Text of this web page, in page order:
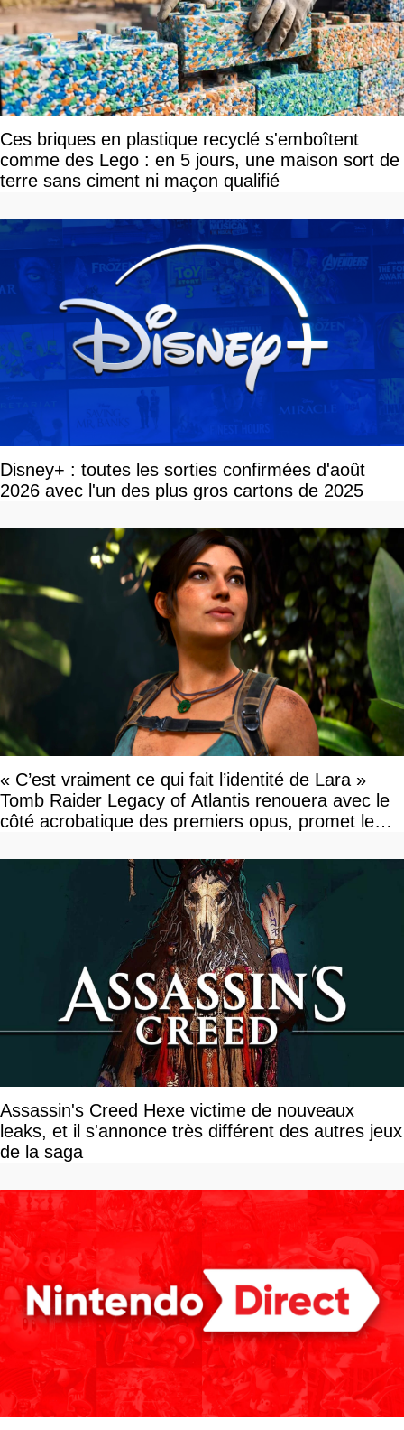
Ces briques en plastique recyclé s'emboîtent
comme des Lego : en 5 jours, une maison sort de
terre sans ciment ni maçon qualifié
Disney+ : toutes les sorties confirmées d'août
2026 avec l'un des plus gros cartons de 2025
« C’est vraiment ce qui fait l’identité de Lara »
Tomb Raider Legacy of Atlantis renouera avec le
côté acrobatique des premiers opus, promet le
Assassin's Creed Hexe victime de nouveaux
leaks, et il s'annonce très différent des autres jeux
de la saga